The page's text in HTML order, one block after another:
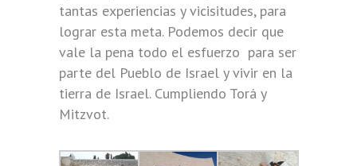
tantas experiencias y vicisitudes, para
lograr esta meta. Podemos decir que
vale la pena todo el esfuerzo para ser
parte del Pueblo de Israel y vivir en la
tierra de Israel. Cumpliendo Torá y
Mitzvot.